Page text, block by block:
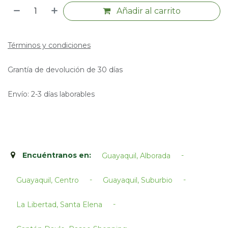
Añadir al carrito
Términos y condiciones
Grantía de devolución de 30 días
Envío: 2-3 días laborables
Encuéntranos en: Guayaquil, Alborada -
Guayaquil, Centro - Guayaquil, Suburbio -
La Libertad, Santa Elena -